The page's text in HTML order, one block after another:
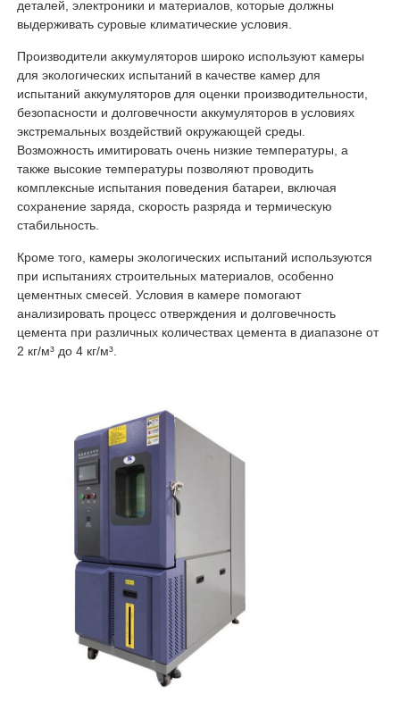
деталей, электроники и материалов, которые должны
выдерживать суровые климатические условия.
Производители аккумуляторов широко используют камеры
для экологических испытаний в качестве камер для
испытаний аккумуляторов для оценки производительности,
безопасности и долговечности аккумуляторов в условиях
экстремальных воздействий окружающей среды.
Возможность имитировать очень низкие температуры, а
также высокие температуры позволяют проводить
комплексные испытания поведения батареи, включая
сохранение заряда, скорость разряда и термическую
стабильность.
Кроме того, камеры экологических испытаний используются
при испытаниях строительных материалов, особенно
цементных смесей. Условия в камере помогают
анализировать процесс отверждения и долговечность
цемента при различных количествах цемента в диапазоне от
2 кг/м³ до 4 кг/м³.